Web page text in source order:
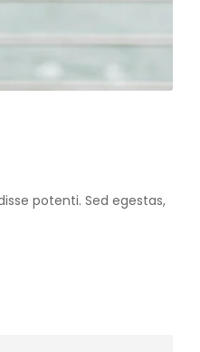
potenti. Sed egestas,